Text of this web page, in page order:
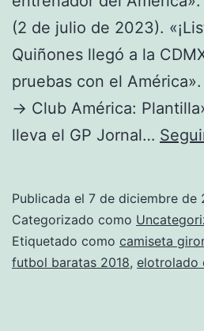
(2 de julio de 2023).
Quiñones llegó a la
pruebas con el
→ Club América:
lleva el GP Jornal…
Publicada el 7 de diciembre de
Categorizado como
Etiquetado como camiseta
futbol baratas 2018, elotrolado